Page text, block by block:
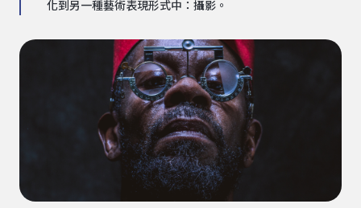
化到另一種藝術表現形式中：攝影。